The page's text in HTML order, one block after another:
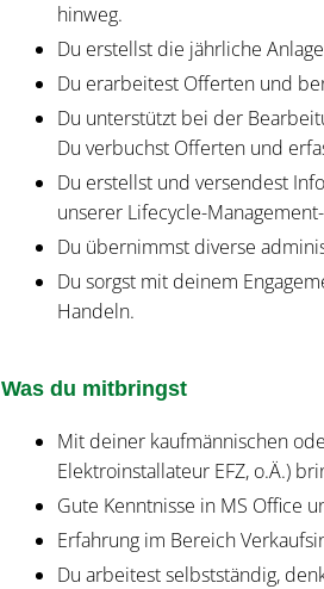
hinweg.
Du erstellst die jährliche
Du erarbeitest Offerten und
Du unterstützt bei der
Du verbuchst Offerten und
Du erstellst und versendest
unserer Lifecycle-
Du übernimmst diverse
Du sorgst mit deinem
Handeln.
Was du mitbringst
Mit deiner kaufmännischen
Elektroinstallateur EFZ, o.Ä.)
Gute Kenntnisse in MS Office
Erfahrung im Bereich
Du arbeitest selbstständig,